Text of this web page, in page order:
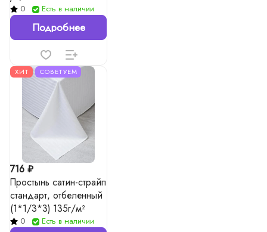
(1*1/3*3), 140гр./м²
0 Есть в наличии
Подробнее
ХИТ СОВЕТУЕМ
716 ₽
Простынь сатин-страйп
стандарт, отбеленный
(1*1/3*3) 135г/м²
0 Есть в наличии